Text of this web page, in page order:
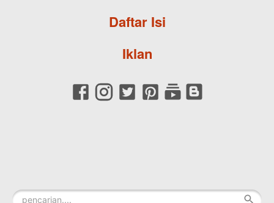
Daftar Isi
Iklan